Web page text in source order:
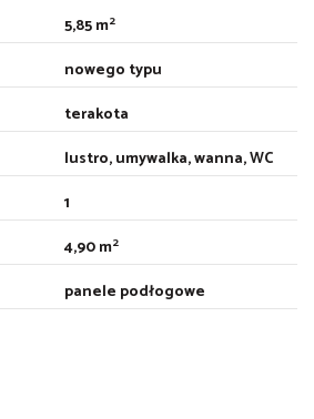
5,85 m2
nowego typu
terakota
lustro, umywalka, wanna, WC
1
4,90 m2
panele podłogowe